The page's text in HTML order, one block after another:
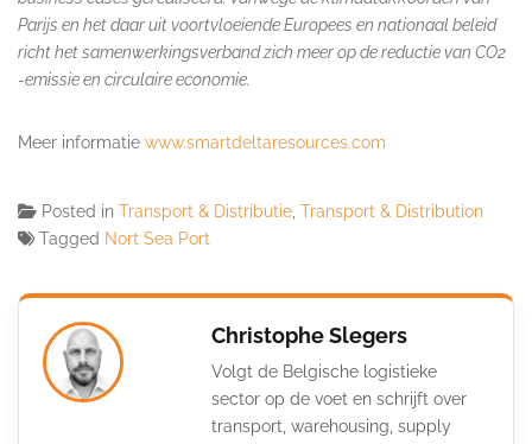
Parijs en het daar uit voortvloeiende Europees en nationaal beleid
richt het samenwerkingsverband zich meer op de reductie van CO2
-emissie en circulaire economie.
Meer informatie www.smartdeltaresources.com
Posted in Transport & Distributie Transport & Distribution
Tagged Nort Sea Port
Christophe Slegers
Volgt de Belgische logistieke
sector op de voet en schrijft over
transport, warehousing, supply